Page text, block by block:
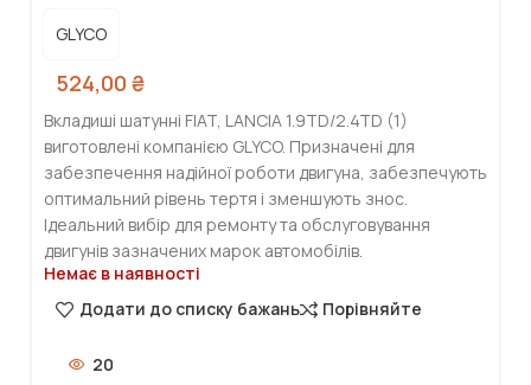
GLYCO
524,00 ₴
Вкладиші шатунні FIAT, LANCIA 1.9TD/2.4TD (1)
виготовлені компанією GLYCO. Призначені для
забезпечення надійної роботи двигуна, забезпечують
оптимальний рівень тертя і зменшують знос.
Ідеальний вибір для ремонту та обслуговування
двигунів зазначених марок автомобілів.
Немає в наявності
Додати до списку бажань
Порівняйте
20